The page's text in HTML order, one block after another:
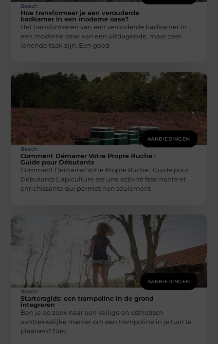
Beech
Hoe transformeer je een verouderde
badkamer in een moderne oase?
Het transformeren van een verouderde badkamer in
een moderne oase kan een uitdagende, maar zeer
lonende taak zijn. Een goed
AANBIEDINGEN
Beech
Comment Démarrer Votre Propre Ruche :
Guide pour Débutants
Comment Démarrer Votre Propre Ruche : Guide pour
Débutants L’apiculture est une activité fascinante et
enrichissante qui permet non seulement
AANBIEDINGEN
Beech
Startersgids: een trampoline in de grond
integreren
Ben je op zoek naar een veilige en esthetisch
aantrekkelijke manier om een trampoline in je tuin te
plaatsen? Dan